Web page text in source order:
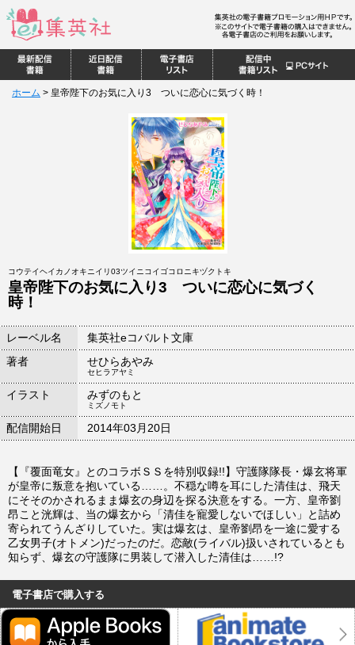
ホーム > 皇帝陛下のお気に入り3 ついに恋心に気づく時！
コウテイヘイカノオキニイリ03ツイニコイゴコロニキヅクトキ
皇帝陛下のお気に入り3 ついに恋心に気づく
時！
レーベル名
集英社eコバルト文庫
著者
せひらあやみ
セヒラアヤミ
イラスト みずのもと
ミズノモト
配信開始日 2014年03月20日
【『覆面竜女』とのコラボＳＳを特別収録!!】守護隊隊長・爆玄将軍
が皇帝に叛意を抱いている……。不穏な噂を耳にした清佳は、飛天
にそそのかされるまま爆玄の身辺を探る決意をする。一方、皇帝劉
昂こと洸輝は、当の爆玄から「清佳を寵愛しないでほしい」と詰め
寄られてうんざりしていた。実は爆玄は、皇帝劉昂を一途に愛する
乙女男子(オトメン)だったのだ。恋敵(ライバル)扱いされているとも
知らず、爆玄の守護隊に男装して潜入した清佳は……!?
電子書店で購入する